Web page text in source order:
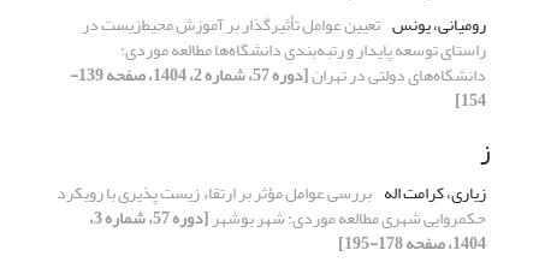
رومیانی، یونس تعیین عوامل تأثیرگذار بر آموزش محیط‌زیست در
راستای توسعه پایدار و رتبه‌بندی دانشگاه‌ها مطالعه موردی:
دانشگاه‌های دولتی در تهران [دوره 57، شماره 2، 1404، صفحه 139-
154]
ز
زیاری، کرامت اله بررسی عوامل مؤثر بر ارتقاء زیست پذیری با رویکرد
حکمروایی شهری مطالعه موردی: شهر بوشهر [دوره 57، شماره 3،
1404، صفحه 178-195]